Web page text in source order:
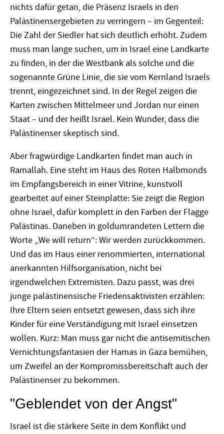
nichts dafür getan, die Präsenz Israels in den
Palästinensergebieten zu verringern – im Gegenteil:
Die Zahl der Siedler hat sich deutlich erhöht. Zudem
muss man lange suchen, um in Israel eine Landkarte
zu finden, in der die Westbank als solche und die
sogenannte Grüne Linie, die sie vom Kernland Israels
trennt, eingezeichnet sind. In der Regel zeigen die
Karten zwischen Mittelmeer und Jordan nur einen
Staat – und der heißt Israel. Kein Wunder, dass die
Palästinenser skeptisch sind.
Aber fragwürdige Landkarten findet man auch in
Ramallah. Eine steht im Haus des Roten Halbmonds
im Empfangsbereich in einer Vitrine, kunstvoll
gearbeitet auf einer Steinplatte: Sie zeigt die Region
ohne Israel, dafür komplett in den Farben der Flagge
Palästinas. Daneben in goldumrandeten Lettern die
Worte „We will return“: Wir werden zurückkommen.
Und das im Haus einer renommierten, international
anerkannten Hilfsorganisation, nicht bei
irgendwelchen Extremisten. Dazu passt, was drei
junge palästinensische Friedensaktivisten erzählen:
Ihre Eltern seien entsetzt gewesen, dass sich ihre
Kinder für eine Verständigung mit Israel einsetzen
wollen. Kurz: Man muss gar nicht die antisemitischen
Vernichtungsfantasien der Hamas in Gaza bemühen,
um Zweifel an der Kompromissbereitschaft auch der
Palästinenser zu bekommen.
"Geblendet von der Angst"
Israel ist die stärkere Seite in dem Konflikt und